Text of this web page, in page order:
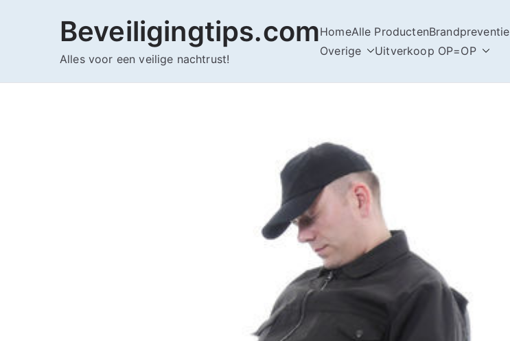
Beveiligingtips.com
Alles voor een veilige nachtrust!
HomeAlle ProductenBrandpreventie
Overige
Uitverkoop OP=OP